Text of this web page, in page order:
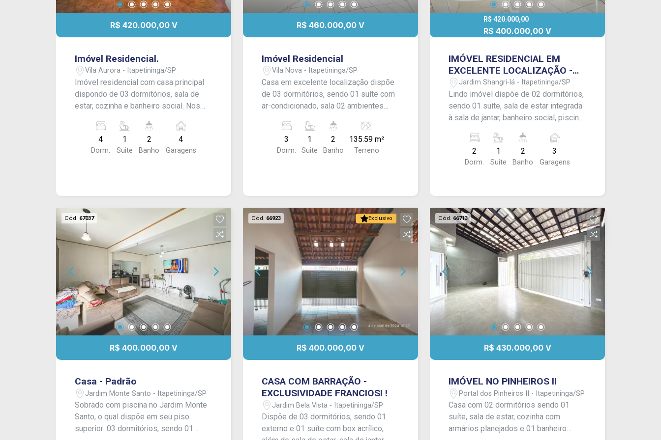
R$ 420.000,00 V
Imóvel Residencial.
Vila Aurora - Itapetininga/SP
Imóvel residencial com casa principal
dispondo de 03 dormitórios, sala de
estar, cozinha e banheiro social. Nos
suíte e cozinha. Possui quintal amplo e
garagem para 04 veículos. Acabamento:
piso frio e forro em PVC.
4
Dorm.
1
Suite
2
Banho
4
Garagens
R$ 460.000,00 V
Imóvel Residencial
Vila Nova - Itapetininga/SP
Casa em excelente localização dispõe
de 03 dormitórios, sendo 01 suíte com
ar-condicionado, sala 02 ambientes
blindex, lavanderia fechada e quintal
pequeno. Conta com armários
planejados em 02 dormitórios e na
3
Dorm.
1
Suite
2
Banho
135.59 m²
Terreno
R$ 420.000,00
R$ 400.000,00 V
IMÓVEL RESIDENCIAL EM
EXCELENTE LOCALIZAÇÃO -
EXCLUSIVIDADE FRANCIOSI!!
Jardim Shangri-lá - Itapetininga/SP
Lindo imóvel dispõe de 02 dormitórios,
sendo 01 suíte, sala de estar integrada
à sala de jantar, banheiro social, piscina
garagem para 01 veículo coberto, além
de 02 vagas descobertas. Localizado
em excelente bairro, oferecendo
CONSULTE-NOS!
2
Dorm.
1
Suite
2
Banho
3
Garagens
Cód. 67037
R$ 400.000,00 V
Casa - Padrão
Jardim Monte Santo - Itapetininga/SP
Sobrado com piscina no Jardim Monte
Santo, o qual dispõe em seu piso
superior: 03 dormitórios, sendo 01
Exclusivo
Cód. 66923
R$ 400.000,00 V
CASA COM BARRAÇÃO -
EXCLUSIVIDADE FRANCIOSI !
Jardim Bela Vista - Itapetininga/SP
Dispõe de 03 dormitórios, sendo 01
externo e 01 suíte com box acrílico,
Cód. 66713
R$ 430.000,00 V
IMÓVEL NO PINHEIROS II
Portal dos Pinheiros II - Itapetininga/SP
Casa com 02 dormitórios sendo 01
suíte, sala de estar, cozinha com
armários planejados e 01 banheiro